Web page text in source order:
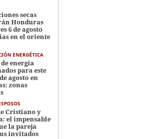
secas
Honduras
6 de agosto
en el oriente
ENERGÉTICA
energía
para este
agosto en
zonas
Cristiano y
el impensable
la pareja
invitados